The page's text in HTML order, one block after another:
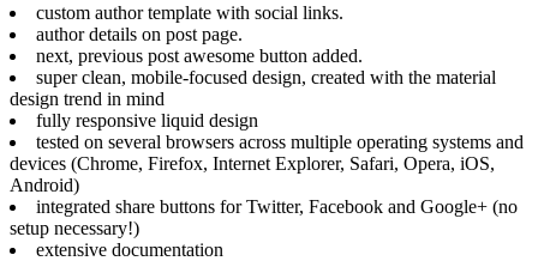
custom author template with social links.
author details on post page.
next, previous post awesome button added.
super clean, mobile-focused design, created with the material
design trend in mind
fully responsive liquid design
tested on several browsers across multiple operating systems and
devices (Chrome, Firefox, Internet Explorer, Safari, Opera, iOS,
Android)
integrated share buttons for Twitter, Facebook and Google+ (no
setup necessary!)
extensive documentation